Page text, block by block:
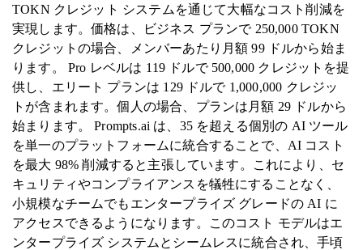
TOKN クレジット システムを通じて大幅なコスト削減を
実現します。価格は、ビジネス プランで 250,000 TOKN
クレジットの場合、メンバーあたり月額 99 ドルから始ま
ります。 Pro レベルは 119 ドルで 500,000 クレジットを提
供し、エリート プランは 129 ドルで 1,000,000 クレジッ
トが含まれます。個人の場合、プランは月額 29 ドルから
始まります。 Prompts.ai は、35 を超える個別の AI ツール
を単一のプラットフォームに統合することで、AI コスト
を最大 98% 削減すると主張しています。これにより、セ
キュリティやコンプライアンスを犠牲にすることなく、
小規模なチームでもエンタープライズ グレードの AI に
アクセスできるようになります。このコスト モデルはエ
ンタープライズ システムとシームレスに統合され、手頃